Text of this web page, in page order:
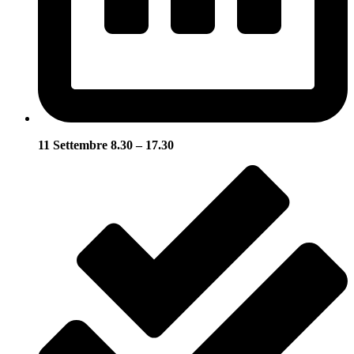
11 Settembre 8.30 – 17.30